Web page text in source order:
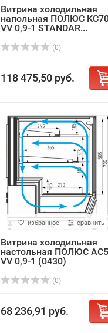
Витрина холодильная
напольная ПОЛЮС
VV 0,9-1 STANDAR...
(0)
118 475,50 руб.
избранное сравнить
Витрина холодильная
настольная ПОЛЮС
VV 0,9-1 (0430)
(0)
68 236,91 руб.